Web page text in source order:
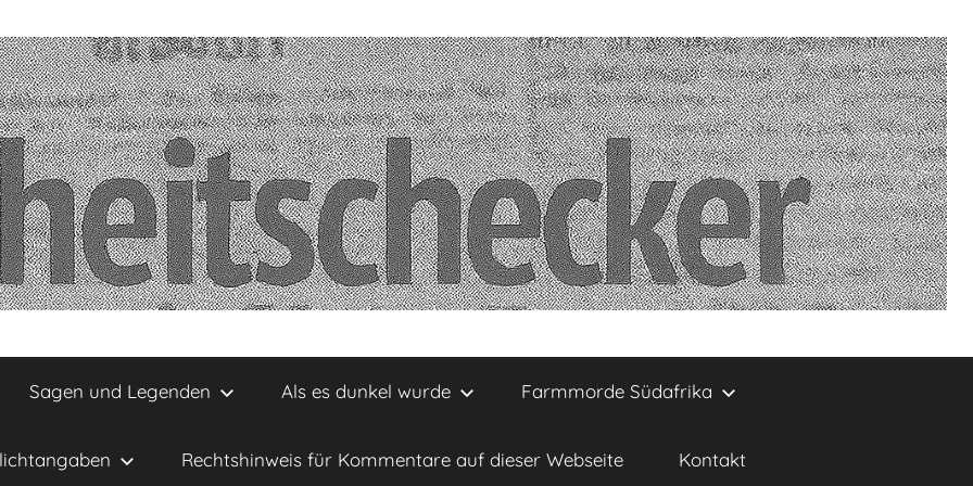
Sagen und Legenden Als es dunkel wurde Farmmorde Südafrika
Rechtshinweis für Kommentare auf dieser Webseite Kontakt